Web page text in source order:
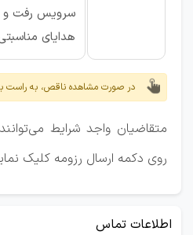
سرویس رفت و
هدایای
در صورت مشاهده ناقص، به راست
متقاضیان واجد شرایط
روی دکمه ارسال رزومه کلیک
اطلاعات تماس